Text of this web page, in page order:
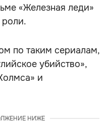
«Железная леди»
по таким сериалам,
убийство»,
и
НИЖЕ